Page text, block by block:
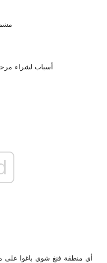
5 أسباب لشراء
أي منطقة فنغ شوي باغوا على